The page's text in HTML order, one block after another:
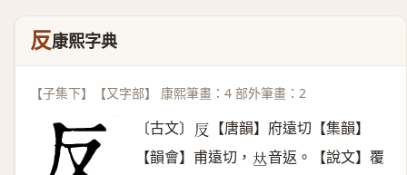
反康熙字典
【子集下】【又字部】 康熙筆畫：4 部外筆畫：2
〔古文〕 𠬡
【唐韻】府遠切【集韻】
【韻會】甫遠切， 𠀤音返。【說文】覆